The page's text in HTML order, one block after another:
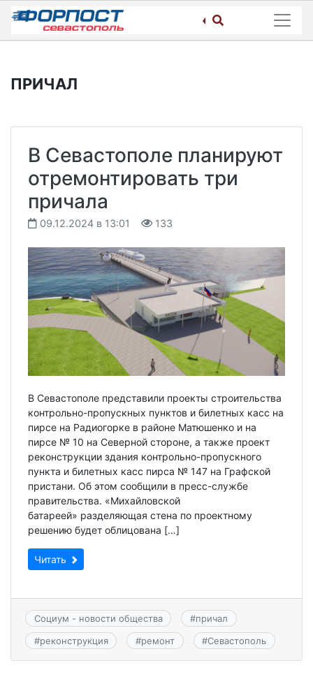
Skip
content
ПРИЧАЛ
В Севастополе планируют
отремонтировать три
причала
09.12.2024 в 13:01 133
В Севастополе представили проекты строительства
контрольно-пропускных пунктов и билетных касс на
пирсе на Радиогорке в районе Матюшенко и на
пирсе № 10 на Северной стороне, а также проект
реконструкции здания контрольно-пропускного
пункта и билетных касс пирса № 147 на Графской
пристани. Об этом сообщили в пресс-службе
правительства. «Михайловской
батареей» разделяющая стена по проектному
решению будет облицована […]
Читать
Социум - новости общества #причал
#реконструкция #ремонт #Севастополь